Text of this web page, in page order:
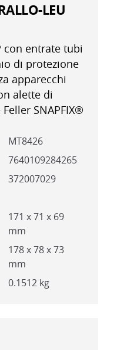
LEU
con entrate tubi
di protezione
apparecchi
alette di
Feller SNAPFIX®
MT8426
7640109284265
372007029
171 x 71 x 69
mm
178 x 78 x 73
mm
0.1512 kg